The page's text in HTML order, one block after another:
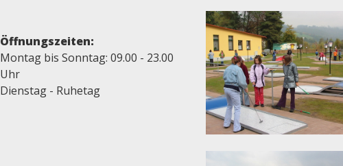
Öffnungszeiten:
Montag bis Sonntag: 09.00 - 23.00
Uhr
Dienstag - Ruhetag